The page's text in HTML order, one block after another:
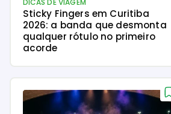
DICAS DE VIAGEM
Sticky Fingers em Curitiba
2026: a banda que desmonta
qualquer rótulo no primeiro
acorde